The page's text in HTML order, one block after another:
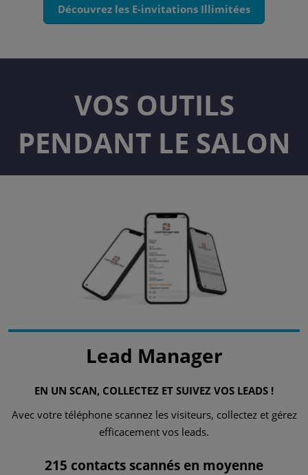
Découvrez les E-invitations Illimitées
VOS OUTILS
PENDANT LE SALON
Lead Manager
EN UN SCAN, COLLECTEZ ET SUIVEZ VOS LEADS !
Avec votre téléphone scannez les visiteurs, collectez et gérez
efficacement vos leads.
215 contacts scannés en moyenne